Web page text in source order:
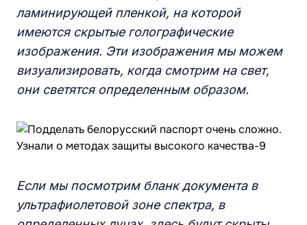
ламинирующей пленкой, на которой
имеются скрытые голографические
изображения. Эти изображения мы можем
визуализировать, когда смотрим на свет,
они светятся определенным образом.
Если мы посмотрим бланк документа в
ультрафиолетовой зоне спектра, в